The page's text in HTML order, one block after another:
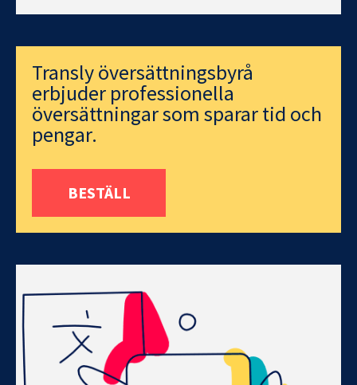
Transly översättningsbyrå
erbjuder professionella
översättningar som sparar tid och
pengar.
BESTÄLL